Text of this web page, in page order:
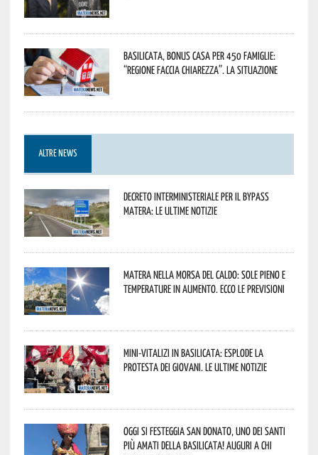
Basilicata, Bonus casa per 450 famiglie:
“Regione faccia chiarezza”. La situazione
ALTRE NEWS
Decreto interministeriale per il Bypass
Matera: le ultime notizie
Matera nella morsa del caldo: sole pieno e
temperature in aumento. Ecco le previsioni
Mini-vitalizi in Basilicata: esplode la
protesta dei giovani. Le ultime notizie
Oggi si festeggia San Donato, uno dei Santi
più amati della Basilicata! Auguri a chi